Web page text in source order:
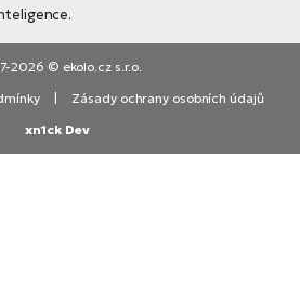
2026 © ekolo.cz s.r.o.
Zásady ochrany osobních údajů
xn1ck Dev